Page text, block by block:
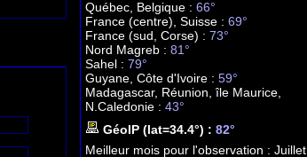
Québec, Belgique : 66°
France (centre), Suisse : 69°
France (sud, Corse) : 73°
Nord Magreb : 81°
Sahel : 79°
Guyane, Côte d'Ivoire : 59°
Madagascar, Réunion, île Maurice,
N.Caledonie : 43°
GéoIP (lat=34.4°) : 82°
Meilleur mois pour l'observation : Juillet